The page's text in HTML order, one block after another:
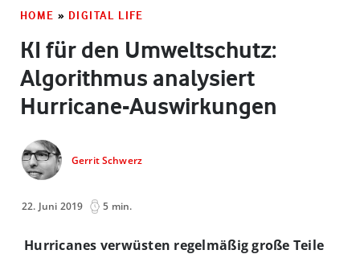
HOME » DIGITAL LIFE
KI für den Umweltschutz:
Algorithmus analysiert
Hurricane-Auswirkungen
Gerrit Schwerz
22. Juni 2019 5 min.
Hurricanes verwüsten regelmäßig große Teile